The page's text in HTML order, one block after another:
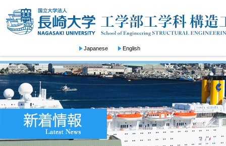
Japanese English